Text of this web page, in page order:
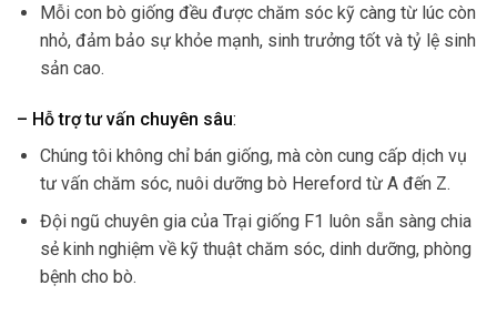
Mỗi con bò giống đều được chăm sóc kỹ càng từ lúc còn
nhỏ, đảm bảo sự khỏe mạnh, sinh trưởng tốt và tỷ lệ sinh
sản cao.
– Hỗ trợ tư vấn chuyên sâu:
Chúng tôi không chỉ bán giống, mà còn cung cấp dịch vụ
tư vấn chăm sóc, nuôi dưỡng bò Hereford từ A đến Z.
Đội ngũ chuyên gia của Trại giống F1 luôn sẵn sàng chia
sẻ kinh nghiệm về kỹ thuật chăm sóc, dinh dưỡng, phòng
bệnh cho bò.